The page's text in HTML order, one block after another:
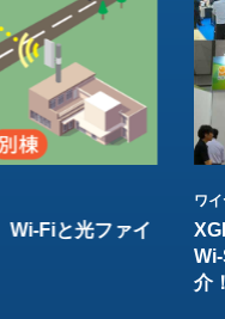
Fiと光ファイ
ワ
介